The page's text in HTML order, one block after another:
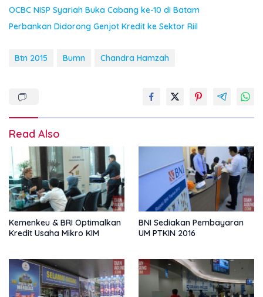
OCBC NISP Syariah Buka Cabang ke-10 di Batam
Perbankan Didorong Genjot Kredit ke Sektor Riil
Btn 2015 Bumn Chandra Hamzah
Read Also
Kemenkeu & BRI Optimalkan
Kredit Usaha Mikro KIM
BNI Sediakan Pembayaran
UM PTKIN 2016